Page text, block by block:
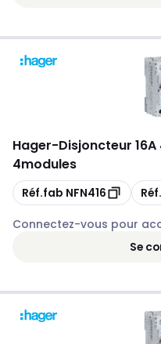
Hager-Disjoncteur
4modules
Copie
Réf.fab NFN416 Copie
Réf.
Connectez-vous pour
Se